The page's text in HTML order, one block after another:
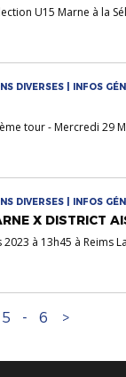
U15 Marne à la
DIVERSES | INFOS
tour - Mercredi 29
DIVERSES | INFOS
X DISTRICT
à 13h45 à Reims
5 - 6 >